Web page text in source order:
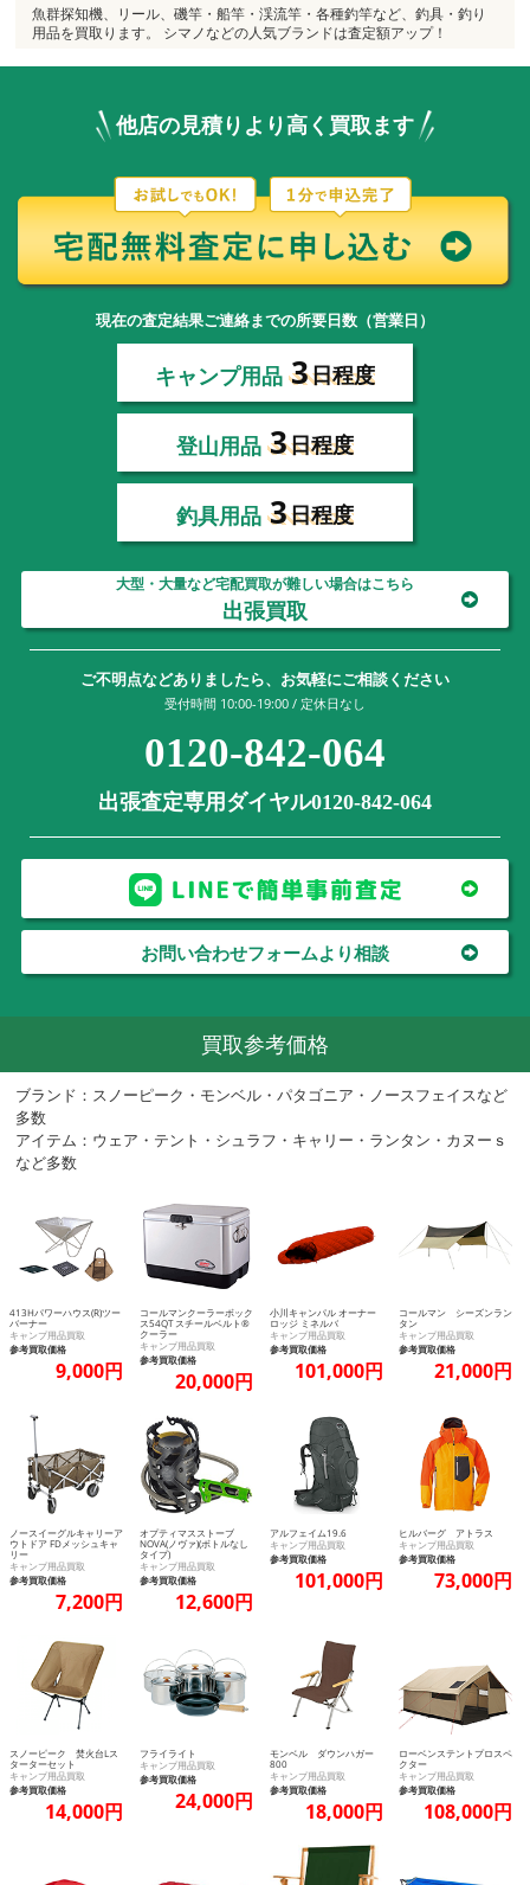
魚群探知機、リール、磯竿・船竿・渓流竿・各種釣竿など、釣具・釣り
用品を買取ります。 シマノなどの人気ブランドは査定額アップ！
他店の見積りより高く買取ます
現在の査定結果ご連絡までの所要日数（営業日）
キャンプ用品 3日程度
登山用品 3日程度
釣具用品 3日程度
大型・大量など宅配買取が難しい場合はこちら
出張買取
ご不明点などありましたら、お気軽にご相談ください
受付時間 10:00-19:00 / 定休日なし
0120-842-064
出張査定専用ダイヤル0120-842-064
お問い合わせフォームより相談
買取参考価格
ブランド：スノーピーク・モンベル・パタゴニア・ノースフェイスなど
多数
アイテム：ウェア・テント・シュラフ・キャリー・ランタン・カヌーｓ
など多数
413Hパワーハウス(R)ツー
バーナー
キャンプ用品買取
参考買取価格
9,000円
コールマンクーラーボック
ス54QT スチールベルト®
クーラー
キャンプ用品買取
参考買取価格
20,000円
小川キャンパル オーナー
ロッジ ミネルバ
キャンプ用品買取
参考買取価格
101,000円
コールマン シーズンラン
タン
キャンプ用品買取
参考買取価格
21,000円
ノースイーグルキャリーア
ウトドア FDメッシュキャ
リー
キャンプ用品買取
参考買取価格
7,200円
オプティマスストーブ
NOVA(ノヴァ)(ボトルなし
タイプ)
キャンプ用品買取
参考買取価格
12,600円
アルフェイム19.6
キャンプ用品買取
参考買取価格
101,000円
ヒルバーグ アトラス
キャンプ用品買取
参考買取価格
73,000円
スノーピーク 焚火台Lス
ターターセット
キャンプ用品買取
参考買取価格
14,000円
フライライト
キャンプ用品買取
参考買取価格
24,000円
モンベル ダウンハガー
800
キャンプ用品買取
参考買取価格
18,000円
ローベンステントプロスペ
クター
キャンプ用品買取
参考買取価格
108,000円